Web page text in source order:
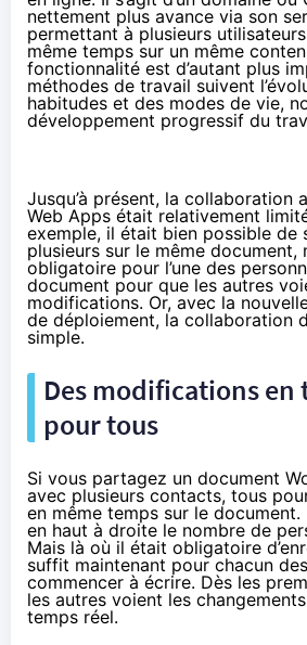
nettement plus avance via son
permettant à plusieurs
même temps sur un même
fonctionnalité est d’autant plus
méthodes de travail suivent
habitudes et des modes de vie,
développement progressif du
Jusqu’à présent, la collaboration
Web Apps était relativement
exemple, il était bien possible de
plusieurs sur le même document,
obligatoire pour l’une des
document pour que les autres
modifications. Or, avec la
de déploiement, la collaboration
simple.
Des modifications en
pour tous
Si vous partagez un document
avec plusieurs contacts, tous
en même temps sur le
en haut à droite le nombre de
Mais là où il était obligatoire
suffit maintenant pour chacun
commencer à écrire. Dès les
les autres voient les
temps réel.